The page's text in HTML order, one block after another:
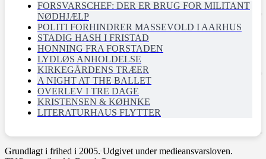
FORSVARSCHEF: DER ER BRUG FOR MILITANT
NØDHJÆLP
POLITI FORHINDRER MASSEVOLD I AARHUS
STADIG HASH I FRISTAD
HONNING FRA FORSTADEN
LYDLØS ANHOLDELSE
KIRKEGÅRDENS TRÆER
A NIGHT AT THE BALLET
OVERLEV I TRE DAGE
KRISTENSEN & KØHNKE
LITERATURHAUS FLYTTER
Grundlagt i frihed i 2005. Udgivet under medieansvarsloven.